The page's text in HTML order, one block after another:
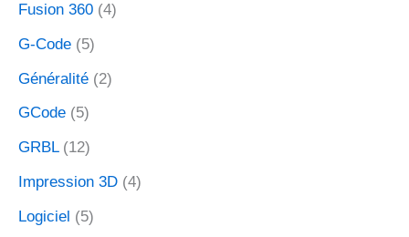
Fusion 360 (4)
G-Code (5)
Généralité (2)
GCode (5)
GRBL(12)
Impression 3D (4)
Logiciel (5)